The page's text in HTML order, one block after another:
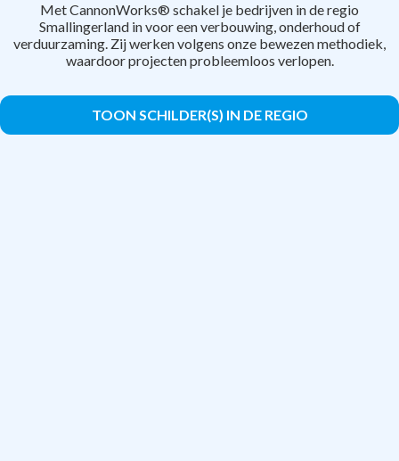
Met CannonWorks® schakel je bedrijven in de regio
Smallingerland in voor een verbouwing, onderhoud of
verduurzaming. Zij werken volgens onze bewezen methodiek,
waardoor projecten probleemloos verlopen.
TOON SCHILDER(S) IN DE REGIO